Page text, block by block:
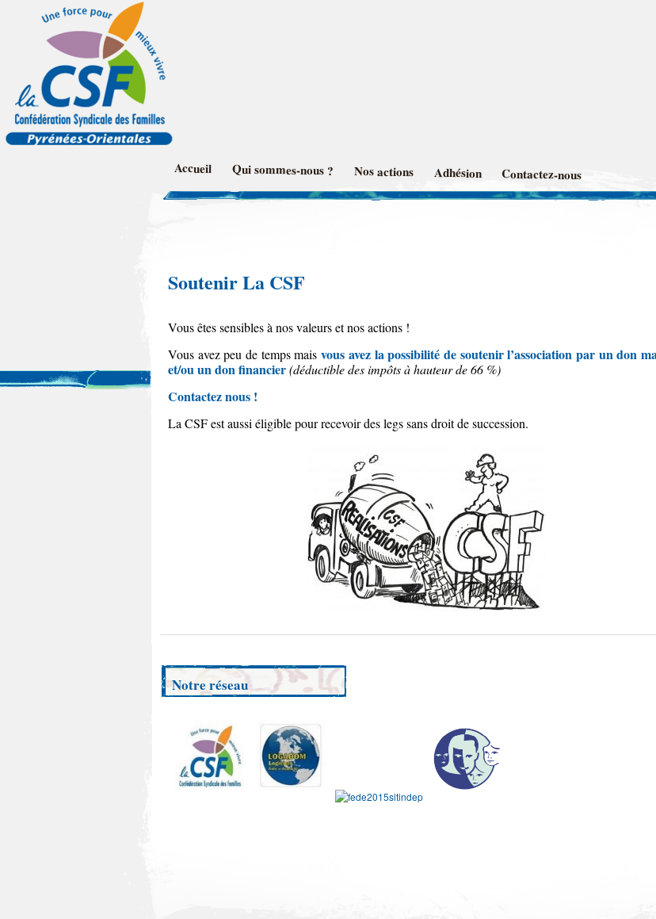
UD CSF 66
Accueil Qui sommes-nous ? Nos actions Adhésion Contactez-nous
Soutenir La CSF
Vous êtes sensibles à nos valeurs et nos actions !
Vous avez peu de temps maisvous avez la possibilité de soutenir l’association par un don
et/ou un don financier(déductible des impôts à hauteur de 66 %)
Contactez nous !
La CSF est aussi éligible pour recevoir des legs sans droit de succession.
Notre réseau